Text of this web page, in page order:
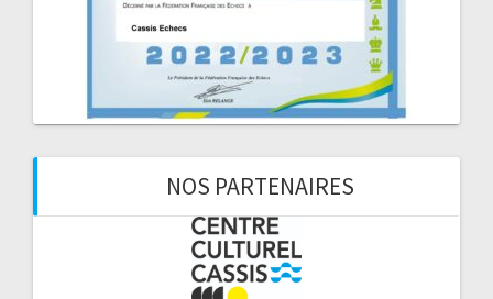
NOS PARTENAIRES